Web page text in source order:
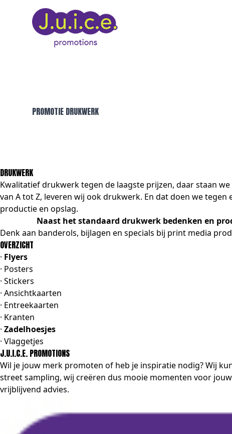
PROMOTIE DRUKWERK
DRUKWERK
Kwalitatief drukwerk tegen de laagste prijzen, daar staan
van A tot Z, leveren wij ook drukwerk. En dat doen we
productie en opslag.
Naast het standaard drukwerk bedenken en
Denk aan banderols, bijlagen en specials bij print media
OVERZICHT
· Flyers
· Posters
· Stickers
· Ansichtkaarten
· Entreekaarten
· Kranten
· Zadelhoesjes
· Vlaggetjes
J.U.I.C.E. PROMOTIONS
Wil je jouw merk promoten of heb je inspiratie nodig? Wij
streetsampling, wij creëren dus mooie momenten voor
vrijblijvend advies.